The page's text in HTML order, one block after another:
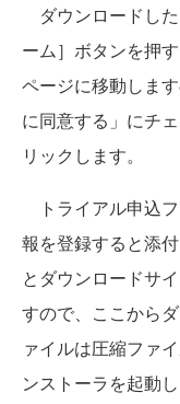
ダウンロードし
ーム］ボタンを押
ページに移動しま
に同意する」にチ
リックします。
トライアル申込
報を登録すると添
とダウンロードサ
すので、ここから
ァイルは圧縮ファ
ンストーラを起動し